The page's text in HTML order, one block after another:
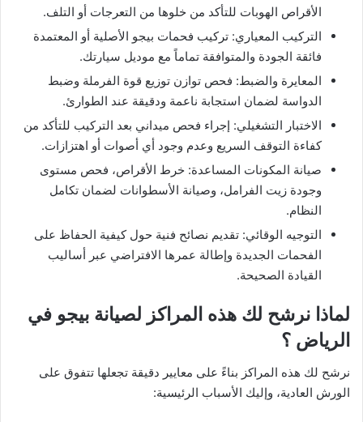
الأقراص الهوبات للتأكد من خلوها من التعرجات أو التلف.
التركيب المعياري: تركيب فحمات بيجو الأصلية أو المعتمدة
فائقة الجودة والمتوافقة تماماً مع موديل سيارتك.
المعايرة والضبط: فحص توازن توزيع قوة الفرملة وضبط
الدواسة لضمان استجابة ناعمة ودقيقة عند الطوارئ.
الاختبار التشغيلي: إجراء فحص ميداني بعد التركيب للتأكد من
كفاءة التوقف السريع وعدم وجود أي أصوات أو اهتزازات.
صيانة المكونات المساعدة: خرط الأقراص، فحص مستوى
وجودة زيت الفرامل، وصيانة الأسطوانات لضمان تكامل
النظام.
التوجيه الوقائي: تقديم نصائح فنية حول كيفية الحفاظ على
الفحمات الجديدة وإطالة عمرها الافتراضي عبر أساليب
القيادة الصحيحة.
لماذا نرشح لك هذه المراكز لصيانة بيجو في
الرياض ؟
نرشح لك هذه المراكز بناءً على معايير دقيقة تجعلها تتفوق على
الورش العادية، وإليك الأسباب الرئيسية: